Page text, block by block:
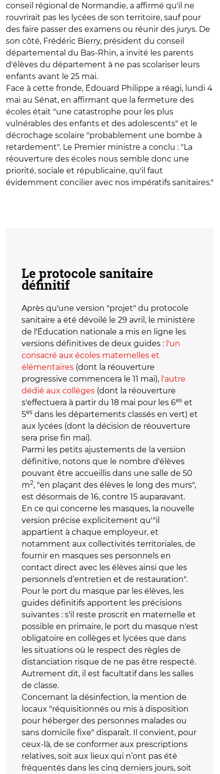
conseil régional de Normandie, a affirmé qu'il ne
rouvrirait pas les lycées de son territoire, sauf pour
des faire passer des examens ou réunir des jurys. De
son côté, Frédéric Bierry, président du conseil
départemental du Bas-Rhin, a invité les parents
d'élèves du département à ne pas scolariser leurs
enfants avant le 25 mai.
Face à cette fronde, Édouard Philippe a réagi, lundi 4
mai au Sénat, en affirmant que la fermeture des
écoles était "une catastrophe pour les plus
vulnérables des enfants et des adolescents" et le
décrochage scolaire "probablement une bombe à
retardement". Le Premier ministre a conclu : "La
réouverture des écoles nous semble donc une
priorité, sociale et républicaine, qu'il faut
évidemment concilier avec nos impératifs sanitaires."
Le protocole sanitaire
définitif
Après qu'une version "projet" du protocole
sanitaire a été dévoilé le 29 avril, le ministère
de l'Éducation nationale a mis en ligne les
versions définitives de deux guides : l'un
consacré aux écoles maternelles et
élémentaires (dont la réouverture
progressive commencera le 11 mai), l'autre
dédié aux collèges (dont la réouverture
s'effectuera à partir du 18 mai pour les 6es et
5es dans les départements classés en vert) et
aux lycées (dont la décision de réouverture
sera prise fin mai).
Parmi les petits ajustements de la version
définitive, notons que le nombre d'élèves
pouvant être accueillis dans une salle de 50
m2, "en plaçant des élèves le long des murs",
est désormais de 16, contre 15 auparavant.
En ce qui concerne les masques, la nouvelle
version précise explicitement qu'"il
appartient à chaque employeur, et
notamment aux collectivités territoriales, de
fournir en masques ses personnels en
contact direct avec les élèves ainsi que les
personnels d’entretien et de restauration".
Pour le port du masque par les élèves, les
guides définitifs apportent les précisions
suivantes : s'il reste proscrit en maternelle et
possible en primaire, le port du masque n'est
obligatoire en collèges et lycées que dans
les situations où le respect des règles de
distanciation risque de ne pas être respecté.
Autrement dit, il est facultatif dans les salles
de classe.
Concernant la désinfection, la mention de
locaux "réquisitionnés ou mis à disposition
pour héberger des personnes malades ou
sans domicile fixe" disparaît. Il convient, pour
ceux-là, de se conformer aux prescriptions
relatives, soit aux lieux qui n’ont pas été
fréquentés dans les cinq derniers jours, soit